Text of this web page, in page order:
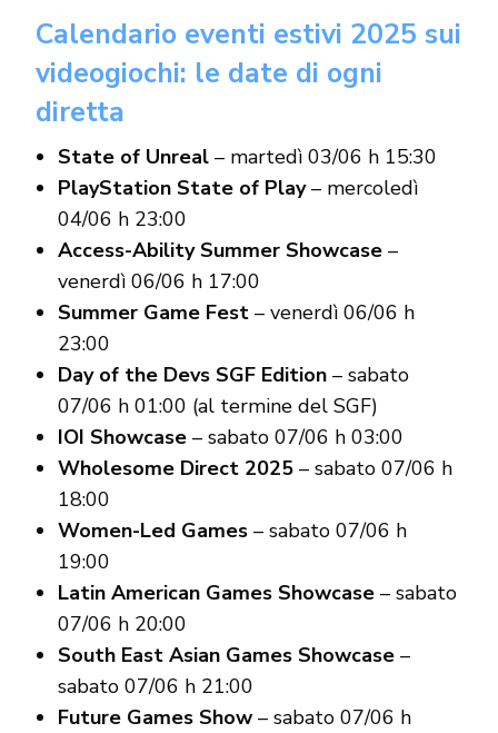
Calendario eventi estivi 2025 sui
videogiochi: le date di ogni
diretta
State of Unreal– martedì 03/06 h 15:30
PlayStation State of Play– mercoledì
04/06 h 23:00
Access-Ability Summer Showcase–
venerdì 06/06 h 17:00
Summer Game Fest– venerdì 06/06 h
23:00
Day of the Devs SGF Edition– sabato
07/06 h 01:00 (al termine del SGF)
IOI Showcase– sabato 07/06 h 03:00
Wholesome Direct 2025– sabato 07/06 h
18:00
Women-Led Games– sabato 07/06 h
19:00
Latin American Games Showcase– sabato
07/06 h 20:00
South East Asian Games Showcase–
sabato 07/06 h 21:00
Future Games Show– sabato 07/06 h